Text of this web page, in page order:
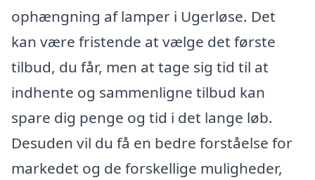
ophængning af lamper i Ugerløse. Det
kan være fristende at vælge det første
tilbud, du får, men at tage sig tid til at
indhente og sammenligne tilbud kan
spare dig penge og tid i det lange løb.
Desuden vil du få en bedre forståelse for
markedet og de forskellige muligheder,